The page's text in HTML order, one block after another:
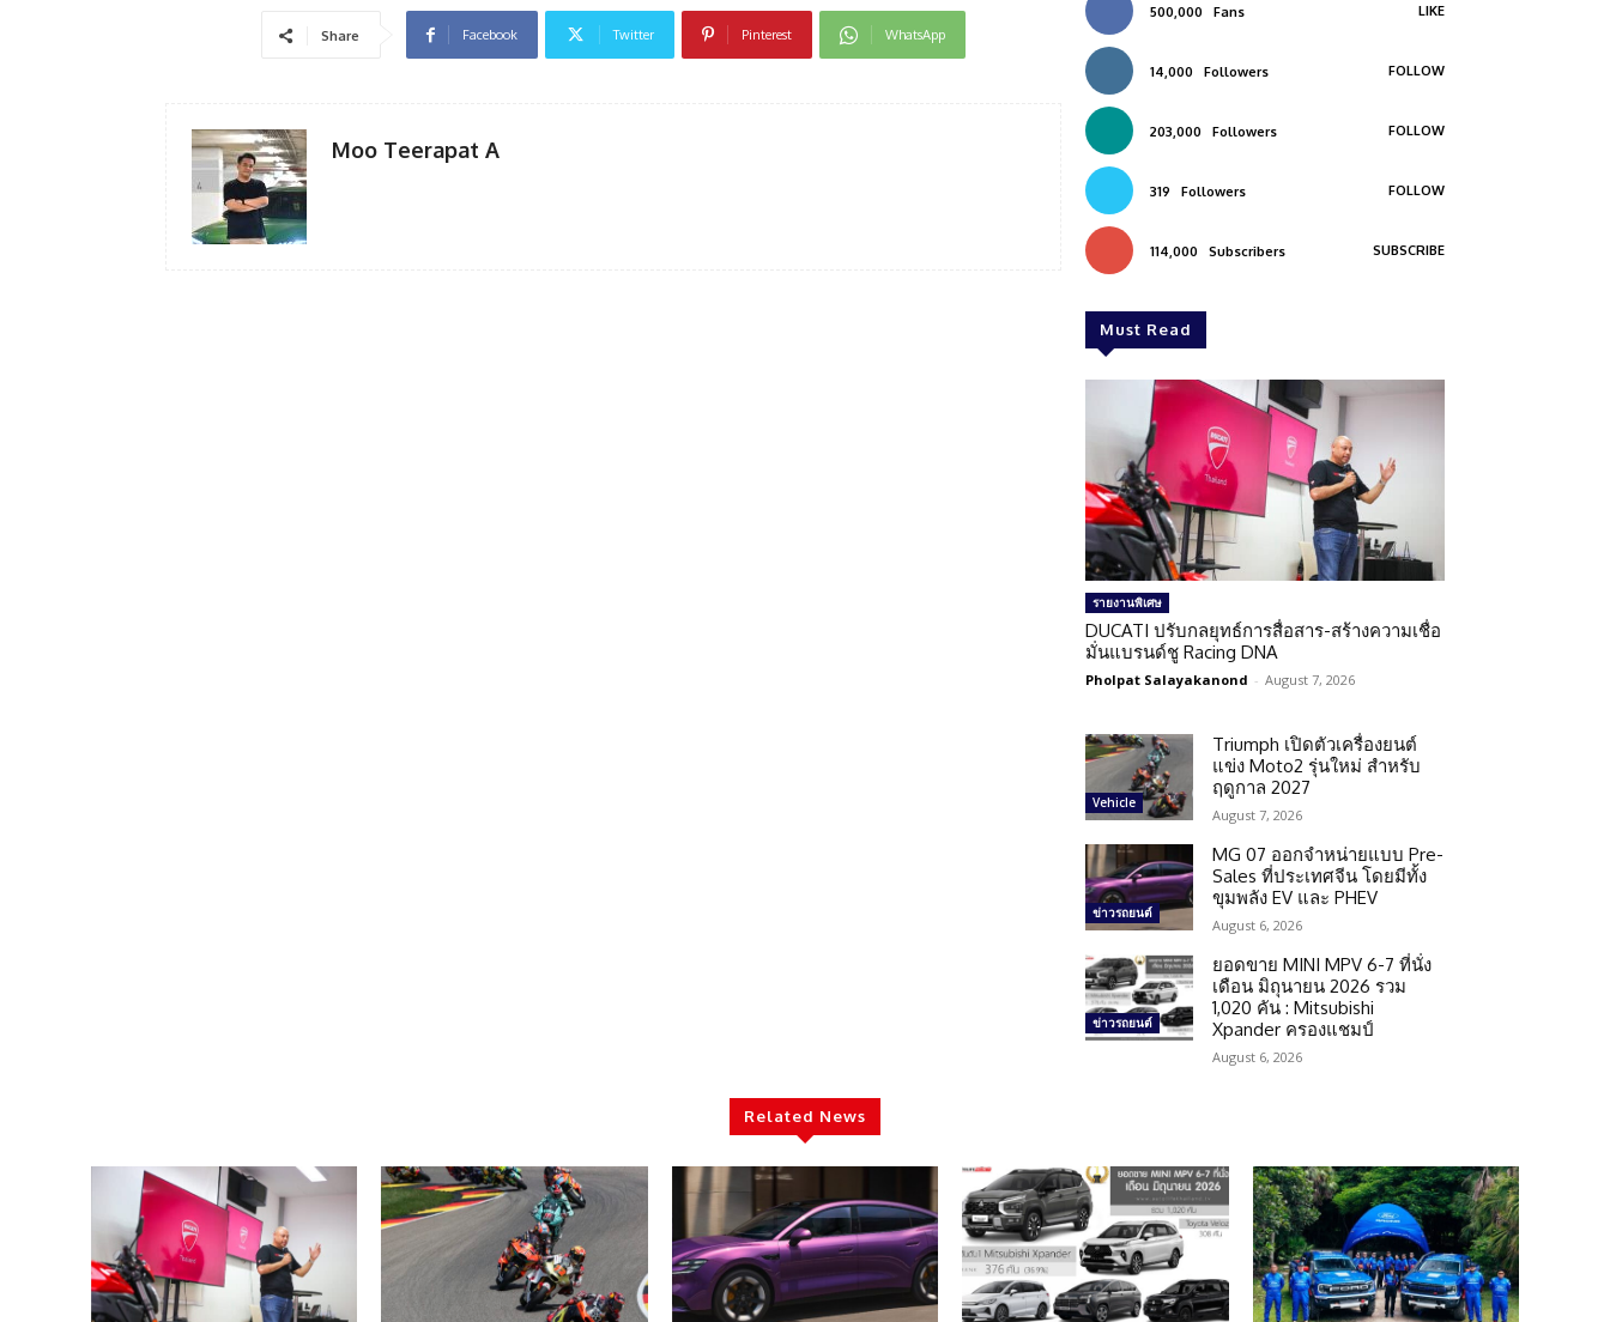
Share Facebook Twitter Pinterest WhatsApp
Moo Teerapat A
500,000 Fans LIKE
14,000 Followers FOLLOW
203,000 Followers FOLLOW
319 Followers FOLLOW
114,000 Subscribers SUBSCRIBE
Must Read
รายงานพิเศษ
DUCATI ปรับกลยุทธ์การสื่อสาร-สร้างความเชื่อ
มั่นแบรนด์ชู Racing DNA
Pholpat Salayakanond - August 7, 2026
Vehicle
Triumph เปิดตัวเครื่องยนต์
แข่ง Moto2 รุ่นใหม่ สำหรับ
ฤดูกาล 2027
August 7, 2026
ข่าวรถยนต์
MG 07 ออกจำหน่ายแบบ Pre-
Sales ที่ประเทศจีน โดยมีทั้ง
ขุมพลัง EV และ PHEV
August 6, 2026
ข่าวรถยนต์
ยอดขาย MINI MPV 6-7 ที่นั่ง
เดือน มิถุนายน 2026 รวม
1,020 คัน : Mitsubishi
Xpander ครองแชมป์
August 6, 2026
Related News